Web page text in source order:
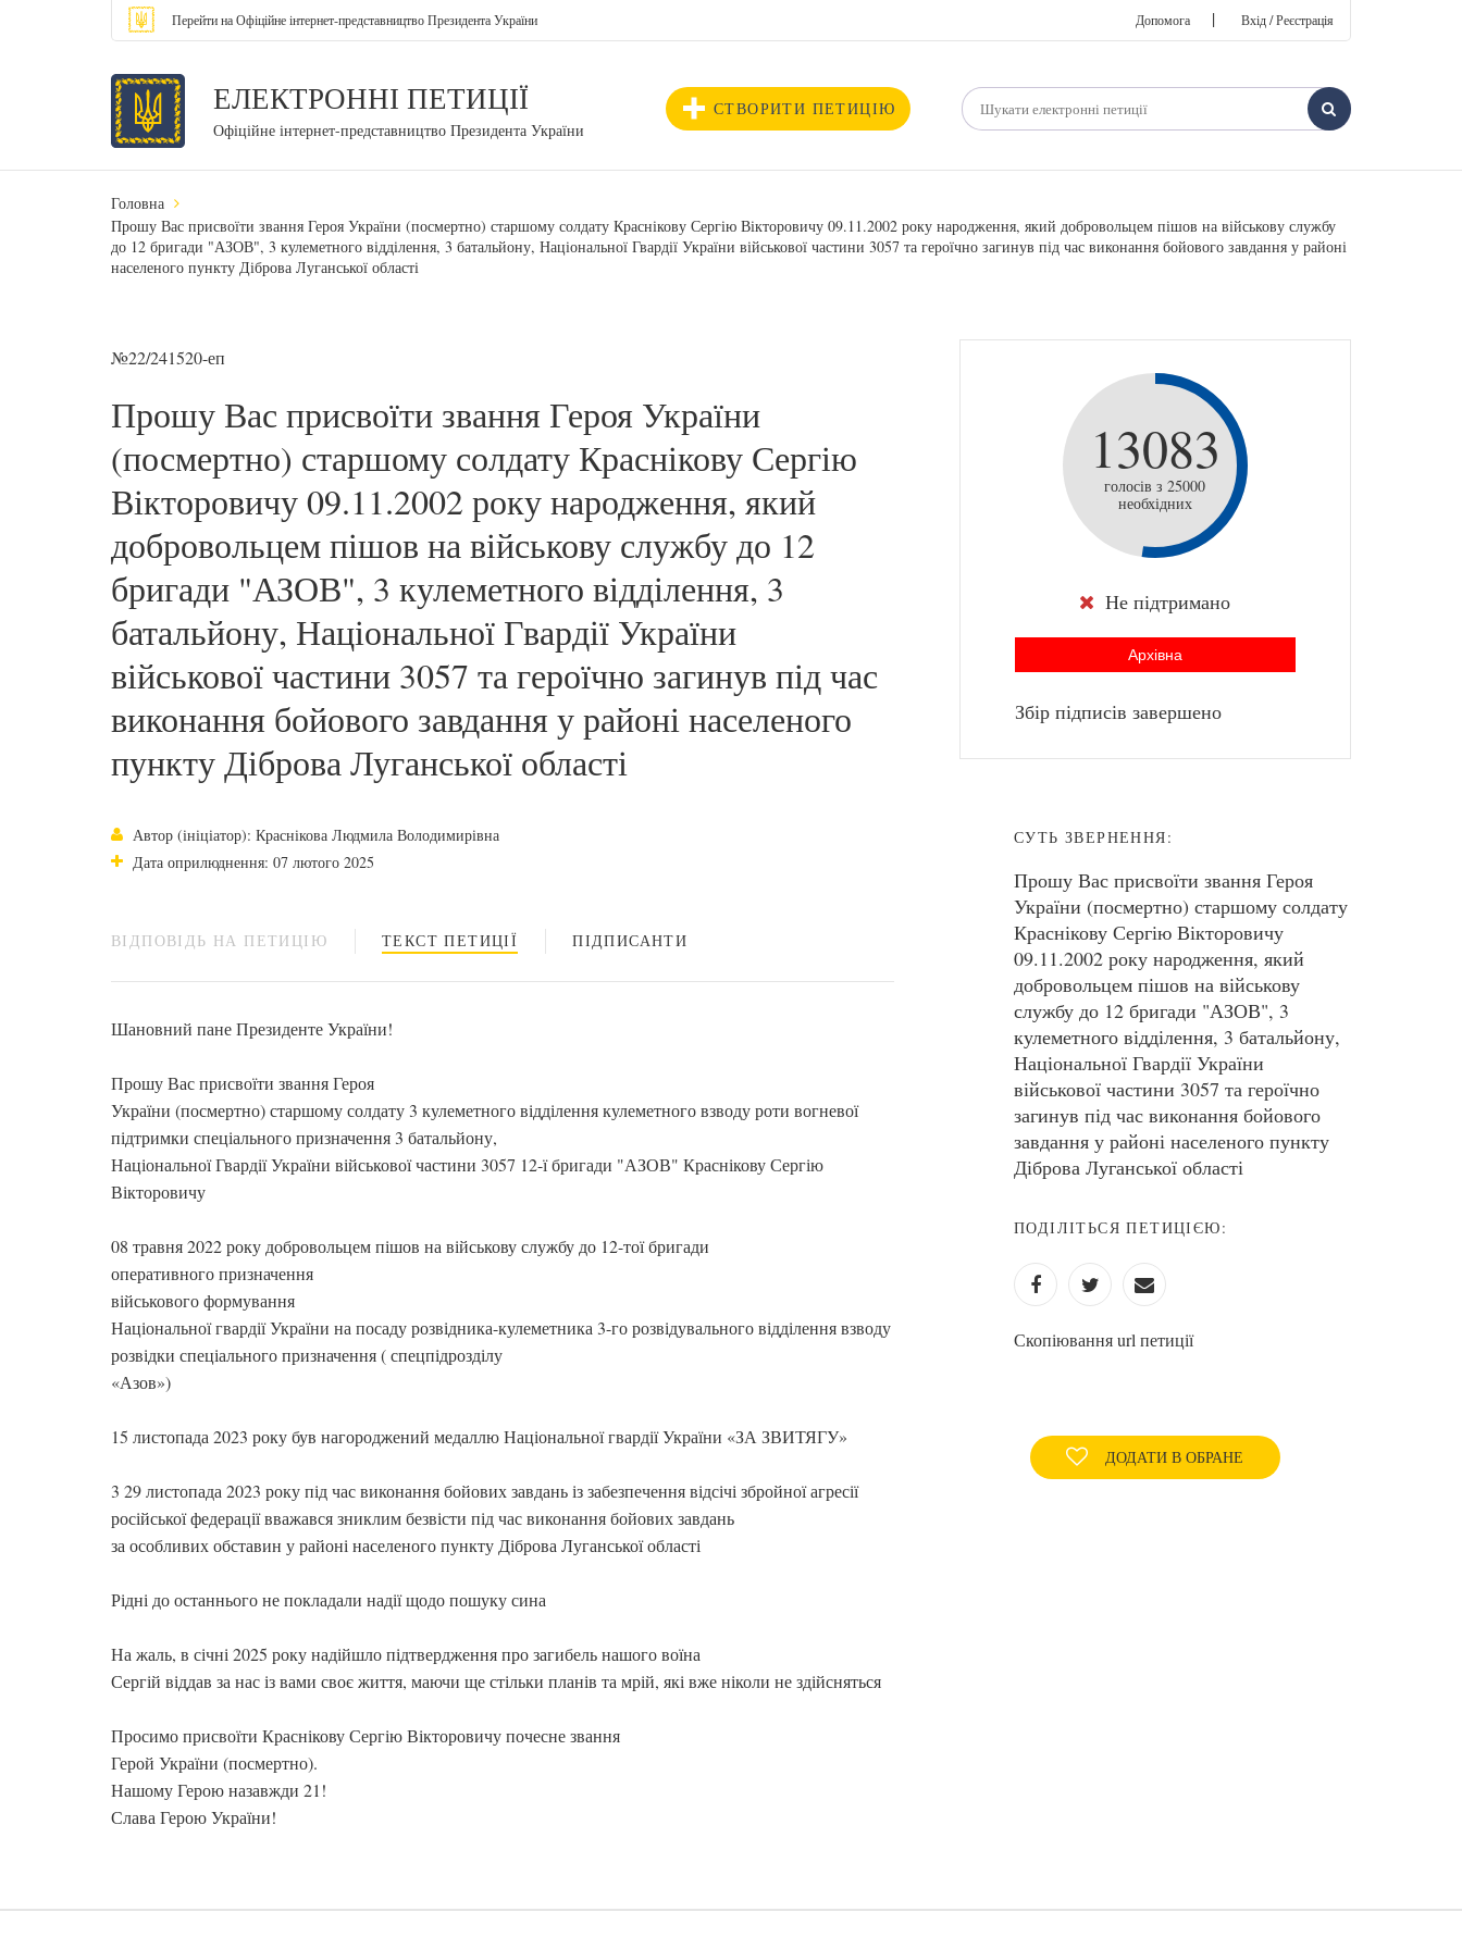
Перейти на Офіційне інтернет-представництво Президента України Допомога | Вхід / Реєстрація
ЕЛЕКТРОННІ ПЕТИЦІЇ
Офіційне інтернет-представництво Президента України
СТВОРИТИ ПЕТИЦІЮ
Головна
Прошу Вас присвоїти звання Героя України (посмертно) старшому солдату Краснікову Сергію Вікторовичу 09.11.2002 року народження, який добровольцем пішов на військову службу
до 12 бригади "АЗОВ", 3 кулеметного відділення, 3 батальйону, Національної Гвардії України військової частини 3057 та героїчно загинув під час виконання бойового завдання у районі
населеного пункту Діброва Луганської області
№22/241520-еп
Прошу Вас присвоїти звання Героя України
(посмертно) старшому солдату Краснікову Сергію
Вікторовичу 09.11.2002 року народження, який
добровольцем пішов на військову службу до 12
бригади "АЗОВ", 3 кулеметного відділення, 3
батальйону, Національної Гвардії України
військової частини 3057 та героїчно загинув під час
виконання бойового завдання у районі населеного
пункту Діброва Луганської області
Автор (ініціатор): Краснікова Людмила Володимирівна
Дата оприлюднення: 07 лютого 2025
ВІДПОВІДЬ НА ПЕТИЦІЮ ТЕКСТ ПЕТИЦІЇ ПІДПИСАНТИ
Шановний пане Президенте України!
Прошу Вас присвоїти звання Героя
України (посмертно) старшому солдату 3 кулеметного відділення кулеметного взводу роти вогневої
підтримки спеціального призначення 3 батальйону,
Національної Гвардії України військової частини 3057 12-ї бригади "АЗОВ" Краснікову Сергію
Вікторовичу
08 травня 2022 року добровольцем пішов на військову службу до 12-тої бригади
оперативного призначення
військового формування
Національної гвардії України на посаду розвідника-кулеметника 3-го розвідувального відділення взводу
розвідки спеціального призначення ( спецпідрозділу
«Азов»)
15 листопада 2023 року був нагороджений медаллю Національної гвардії України «ЗА ЗВИТЯГУ»
3 29 листопада 2023 року під час виконання бойових завдань із забезпечення відсічі збройної агресії
російської федерації вважався зниклим безвісти під час виконання бойових завдань
за особливих обставин у районі населеного пункту Діброва Луганської області
Рідні до останнього не покладали надії щодо пошуку сина
На жаль, в січні 2025 року надійшло підтвердження про загибель нашого воїна
Сергій віддав за нас із вами своє життя, маючи ще стільки планів та мрій, які вже ніколи не здійсняться
Просимо присвоїти Краснікову Сергію Вікторовичу почесне звання
Герой України (посмертно).
Нашому Герою назавжди 21!
Слава Герою України!
13083
голосів з 25000
необхідних
Не підтримано
Архівна
Збір підписів завершено
СУТЬ ЗВЕРНЕННЯ:
Прошу Вас присвоїти звання Героя
України (посмертно) старшому солдату
Краснікову Сергію Вікторовичу
09.11.2002 року народження, який
добровольцем пішов на військову
службу до 12 бригади "АЗОВ", 3
кулеметного відділення, 3 батальйону,
Національної Гвардії України
військової частини 3057 та героїчно
загинув під час виконання бойового
завдання у районі населеного пункту
Діброва Луганської області
ПОДІЛІТЬСЯ ПЕТИЦІЄЮ:
Скопіювання url петиції
ДОДАТИ В ОБРАНЕ